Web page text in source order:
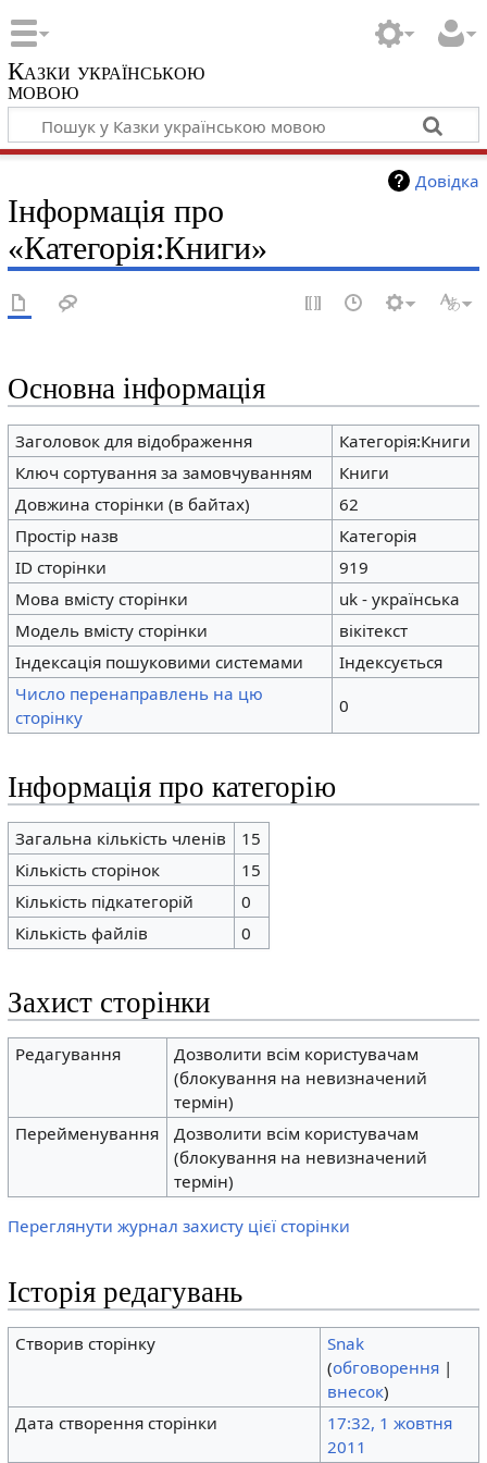
Казки українською
мовою
Довідка
Інформація про
«Категорія:Книги»
Основна інформація
Заголовок для відображення
Категорія:Книги
Ключ сортування за замовчуванням
Книги
Довжина сторінки (в байтах)
62
Простір назв
Категорія
ID сторінки
919
Мова вмісту сторінки
uk - українська
Модель вмісту сторінки
вікітекст
Індексація пошуковими системами
Індексується
Число перенаправлень на цю
сторінку
0
Інформація про категорію
Загальна кількість членів
15
Кількість сторінок
15
Кількість підкатегорій
0
Кількість файлів
0
Захист сторінки
Редагування
Дозволити всім користувачам
(блокування на невизначений
термін)
Перейменування
Дозволити всім користувачам
(блокування на невизначений
термін)
Переглянути журнал захисту цієї сторінки
Історія редагувань
Створив сторінку
Snak
(обговорення|
внесок)
Дата створення сторінки
17:32, 1 жовтня
2011